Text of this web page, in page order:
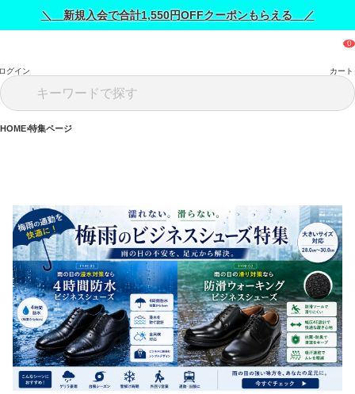
＼ 新規入会で合計1,550円OFFクーポンもらえる ／
グイン カート
HOME 特集ページ